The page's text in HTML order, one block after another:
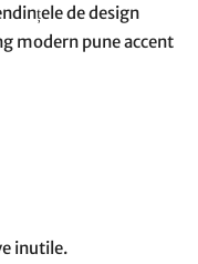
de design
modern pune accent
inutile.